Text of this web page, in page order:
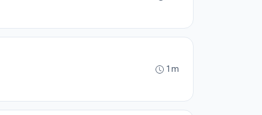
1m